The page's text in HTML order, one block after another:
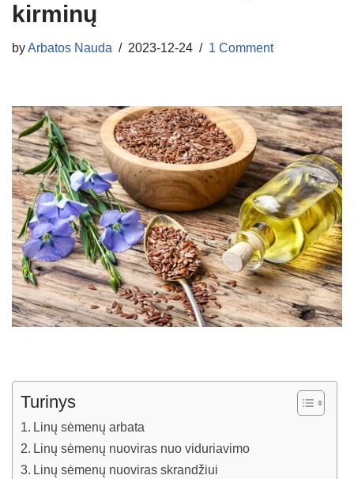
kirminų
byArbatos Nauda 2023-12-24 1 Comment
Turinys
Linų sėmenų arbata
Linų sėmenų nuoviras nuo viduriavimo
Linų sėmenų nuoviras skrandžiui